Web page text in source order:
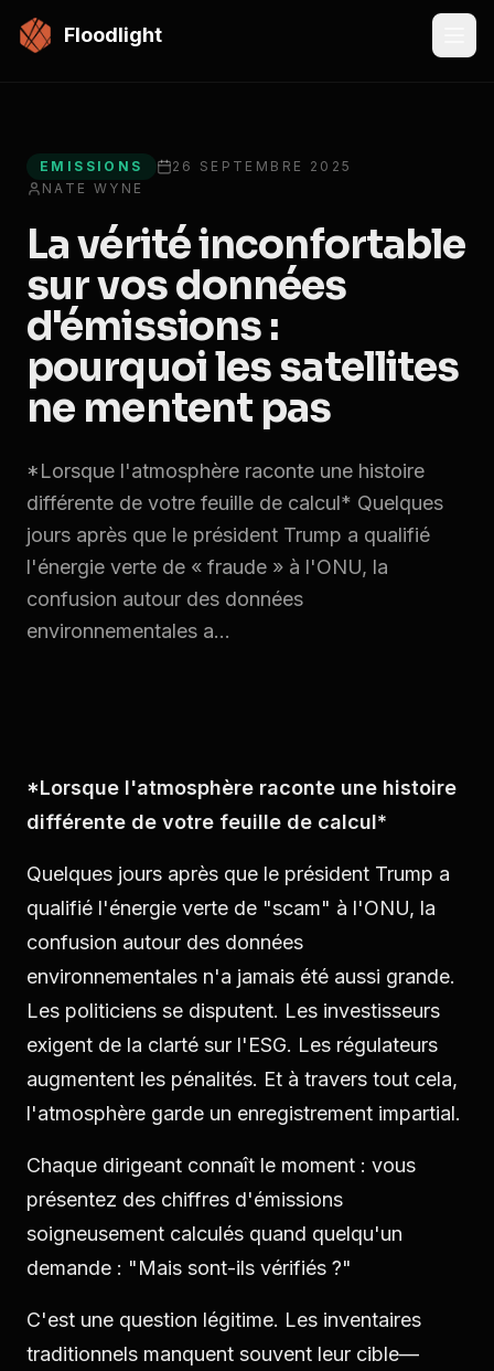
Passer au contenu principal
Floodlight
All articles
EMISSIONS
26 SEPTEMBRE 2025
NATE WYNE
La vérité inconfortable
sur vos données
d'émissions :
pourquoi les satellites
ne mentent pas
*Lorsque l'atmosphère raconte une histoire
différente de votre feuille de calcul* Quelques
jours après que le président Trump a qualifié
l'énergie verte de « fraude » à l'ONU, la
confusion autour des données
environnementales a...
*Lorsque l'atmosphère raconte une histoire
différente de votre feuille de calcul*
Quelques jours après que le président Trump a
qualifié l'énergie verte de "scam" à l'ONU, la
confusion autour des données
environnementales n'a jamais été aussi grande.
Les politiciens se disputent. Les investisseurs
exigent de la clarté sur l'ESG. Les régulateurs
augmentent les pénalités. Et à travers tout cela,
l'atmosphère garde un enregistrement impartial.
Chaque dirigeant connaît le moment : vous
présentez des chiffres d'émissions
soigneusement calculés quand quelqu'un
demande : "Mais sont-ils vérifiés ?"
C'est une question légitime. Les inventaires
traditionnels manquent souvent leur cible—